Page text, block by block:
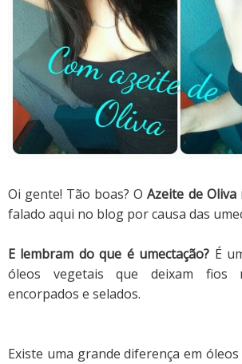
Oi gente! Tão boas?OAzeite de Oliva
falado aqui no blog por causa das
E lembram do que é umectação? É
óleos vegetais que deixam fios
encorpados e selados.
Existe uma grande diferença em óleos